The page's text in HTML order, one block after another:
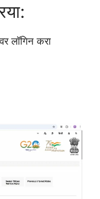
लॉगिन करा